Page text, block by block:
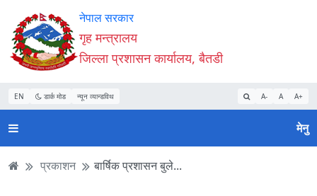
Accessibility
Mode
सुरु
गर्नुहोस्
सामाग्री
पढ्नुहाेस्
नेभिगेसन
पढ्नुहाेस्
वेबसाइट
खोजमा
जानुहोस्
नेपाल सरकार
गृह मन्त्रालय
जिल्ला प्रशासन कार्यालय, बैतडी
EN डार्क मोड न्यून व्यान्डविथ A- A A+
मेनु
प्रकाशन बार्षिक प्रशासन बुले...